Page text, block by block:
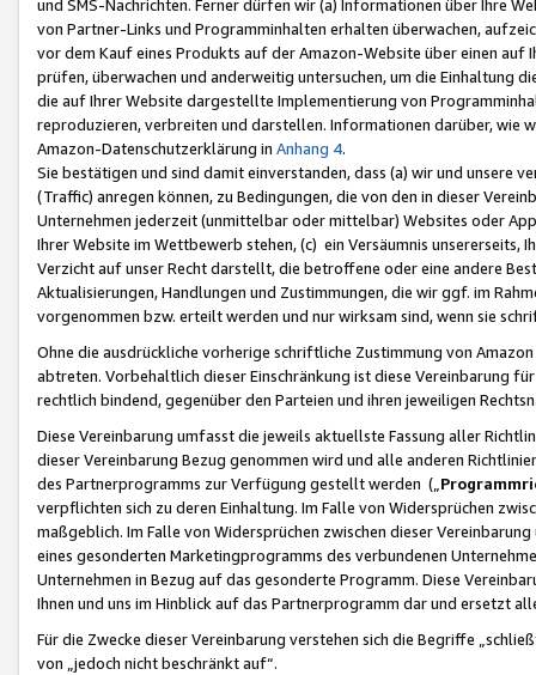
und SMS-Nachrichten. Ferner dürfen wir (a) Informationen über Ihre
von Partner-Links und Programminhalten erhalten überwachen,
vor dem Kauf eines Produkts auf der Amazon-Website über einen
prüfen, überwachen und anderweitig untersuchen, um die Einhaltung
die auf Ihrer Website dargestellte Implementierung von
reproduzieren, verbreiten und darstellen. Informationen darüber, wie
Amazon-Datenschutzerklärung in Anhang 4.
Sie bestätigen und sind damit einverstanden, dass (a) wir und
(Traffic) anregen können, zu Bedingungen, die von den in dieser
Unternehmen jederzeit (unmittelbar oder mittelbar) Websites oder
Ihrer Website im Wettbewerb stehen, (c) ein Versäumnis unsererseits,
Verzicht auf unser Recht darstellt, die betroffene oder eine andere
Aktualisierungen, Handlungen und Zustimmungen, die wir ggf. im
vorgenommen bzw. erteilt werden und nur wirksam sind, wenn sie
Ohne die ausdrückliche vorherige schriftliche Zustimmung von
abtreten. Vorbehaltlich dieser Einschränkung ist diese Vereinbarung
rechtlich bindend, gegenüber den Parteien und ihren jeweiligen
Diese Vereinbarung umfasst die jeweils aktuellste Fassung aller
dieser Vereinbarung Bezug genommen wird und alle anderen
des Partnerprogramms zur Verfügung gestellt werden („
verpflichten sich zu deren Einhaltung. Im Falle von Widersprüchen
maßgeblich. Im Falle von Widersprüchen zwischen dieser
eines gesonderten Marketingprogramms des verbundenen
Unternehmen in Bezug auf das gesonderte Programm. Diese
Ihnen und uns im Hinblick auf das Partnerprogramm dar und ersetzt
Für die Zwecke dieser Vereinbarung verstehen sich die Begriffe
von „jedoch nicht beschränkt auf“.